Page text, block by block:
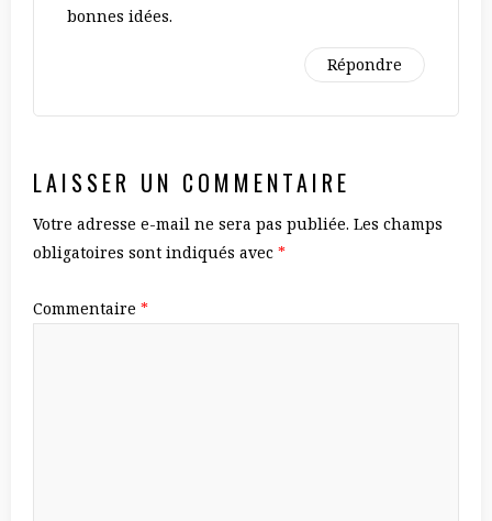
bonnes idées.
Répondre
LAISSER UN COMMENTAIRE
Votre adresse e-mail ne sera pas publiée. Les champs
obligatoires sont indiqués avec *
Commentaire *